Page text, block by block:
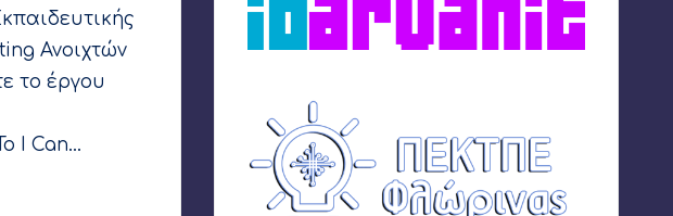
Ανοιχτών
το έργου
I Can…